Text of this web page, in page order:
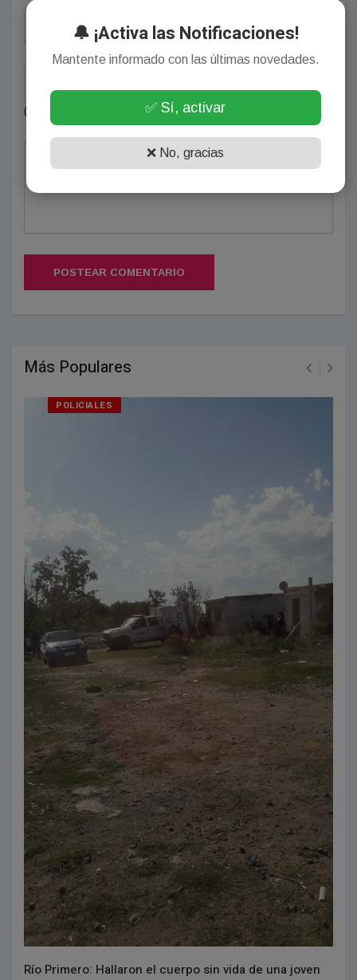
(Su email no será publicado)
POSTEAR COMENTARIO
Más Populares
POLICIALES
Río Primero: Hallaron el cuerpo sin vida de una joven
🔔 ¡Activa las Notificaciones!
Mantente informado con las últimas novedades.
✅ Sí, activar
❌ No, gracias